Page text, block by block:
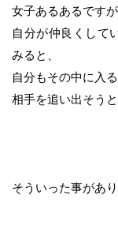
女子あるあるですが
自分が仲良くして
みると、
自分もその中に入る
相手を追い出そうと
そういった事があり